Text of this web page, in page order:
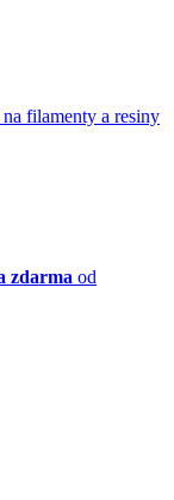
na filamenty a resiny
zdarma od